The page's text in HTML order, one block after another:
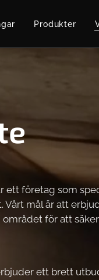
Produkter
ett företag som
Vårt mål är att
för att
ett brett